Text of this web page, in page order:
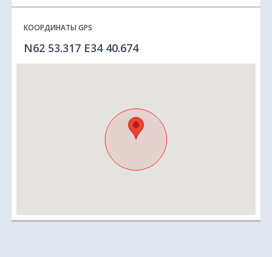
КООРДИНАТЫ GPS
N62 53.317 E34 40.674